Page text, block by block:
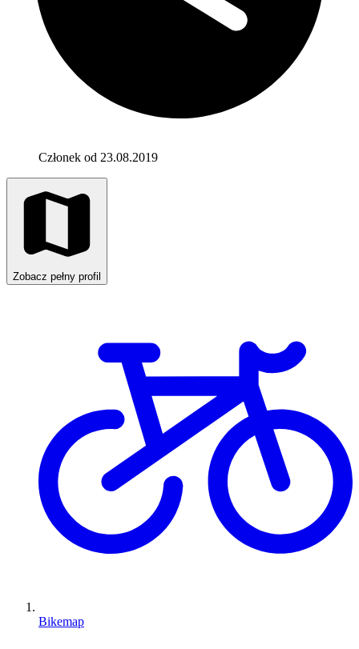
Członek od 23.08.2019
Zobacz pełny profil
Bikemap